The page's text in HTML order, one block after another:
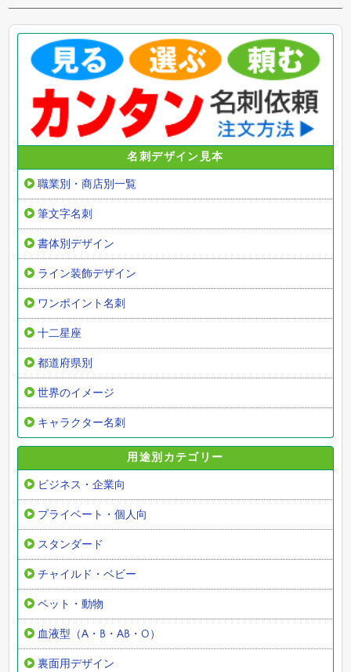
名刺デザイン見本
職業別・商店別一覧
筆文字名刺
書体別デザイン
ライン装飾デザイン
ワンポイント名刺
十二星座
都道府県別
世界のイメージ
キャラクター名刺
用途別カテゴリー
ビジネス・企業向
プライベート・個人向
スタンダード
チャイルド・ベビー
ペット・動物
血液型（A・B・AB・O）
裏面用デザイン